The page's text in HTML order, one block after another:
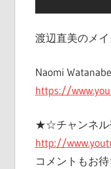
渡辺直美のメ
Naomi
https://
★☆チャンネル
http://
コメントもお